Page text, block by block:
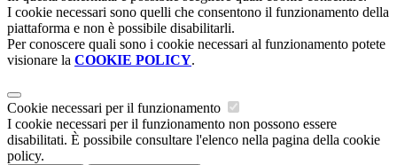
I cookie necessari sono quelli che consentono il funzionamento della
piattaforma e non è possibile disabilitarli.
Per conoscere quali sono i cookie necessari al funzionamento potete
visionare la COOKIE POLICY.
Cookie necessari per il funzionamento
I cookie necessari per il funzionamento non possono essere
disabilitati. È possibile consultare l'elenco nella pagina della cookie
policy.